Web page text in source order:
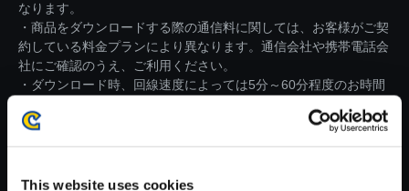
This website uses cookies
なります。
・商品をダウンロードする際の通信料に関しては、お客様がご契
約している料金プランにより異なります。通信会社や携帯電話会
社にご確認のうえ、ご利用ください。
・ダウンロード時、回線速度によっては5分～60分程度のお時間
※ご購入いただいたファイルのダウンロードの際には、通信環境